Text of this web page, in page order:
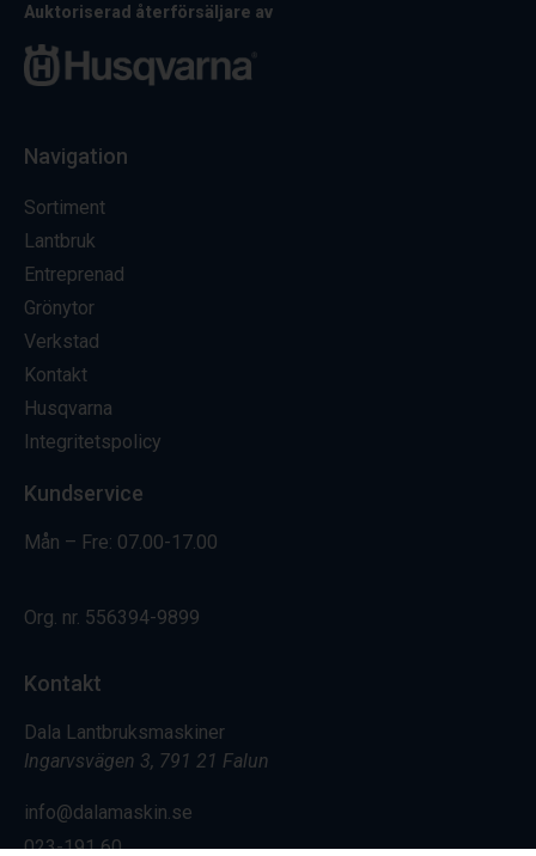
Auktoriserad återförsäljare av
Navigation
Sortiment
Lantbruk
Entreprenad
Grönytor
Verkstad
Kontakt
Husqvarna
Integritetspolicy
Kundservice
Mån – Fre: 07.00-17.00
Org. nr. 556394-9899
Kontakt
Dala Lantbruksmaskiner
Ingarvsvägen 3, 791 21 Falun
info@dalamaskin.se
023-191 60